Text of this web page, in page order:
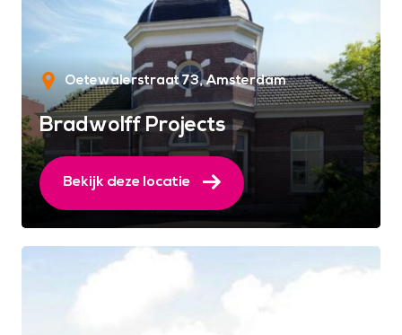
Oetewalerstraat 73 Amsterdam
Bradwolff Projects
Bekijk deze locatie